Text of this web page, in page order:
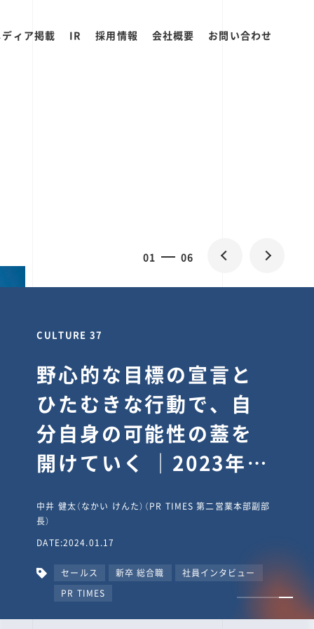
ィア掲載 IR 採用情報 会社概要 お問い合わせ
01 06
CULTURE 37
野心的な目標の宣言と
ひたむきな行動で、自
分自身の可能性の蓋を
開けていく ｜2023年度
タビュー #PR
TIMESな人たち
中井 健太（なかい けんた）（PR TIMES 第二営業本部副部
長）
DATE:2024.01.17
セールス 新卒 総合職
社員インタビュー
PR TIMES